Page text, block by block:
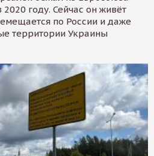
году. Сейчас он живёт
по России и даже
территории Украины